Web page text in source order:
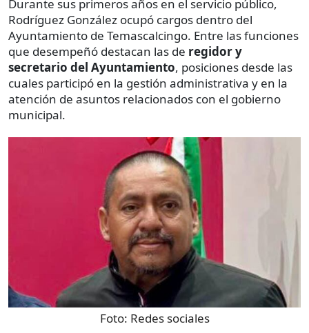
Durante sus primeros años en el servicio público,
Rodríguez González ocupó cargos dentro del
Ayuntamiento de Temascalcingo. Entre las funciones
que desempeñó destacan las de regidor y
secretario del Ayuntamiento, posiciones desde las
cuales participó en la gestión administrativa y en la
atención de asuntos relacionados con el gobierno
municipal.
Foto: Redes sociales